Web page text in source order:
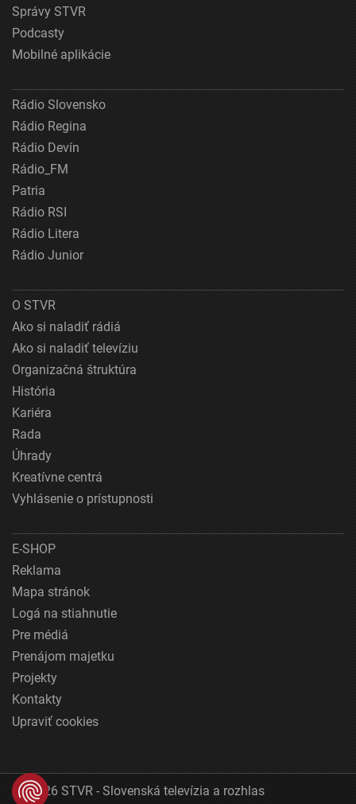
Správy STVR
Podcasty
Mobilné aplikácie
Rádio Slovensko
Rádio Regina
Rádio Devín
Rádio_FM
Patria
Rádio RSI
Rádio Litera
Rádio Junior
O STVR
Ako si naladiť rádiá
Ako si naladiť televíziu
Organizačná štruktúra
História
Kariéra
Rada
Úhrady
Kreatívne centrá
Vyhlásenie o prístupnosti
E-SHOP
Reklama
Mapa stránok
Logá na stiahnutie
Pre médiá
Prenájom majetku
Projekty
Kontakty
Upraviť cookies
© 2026 STVR - Slovenská televízia a rozhlas